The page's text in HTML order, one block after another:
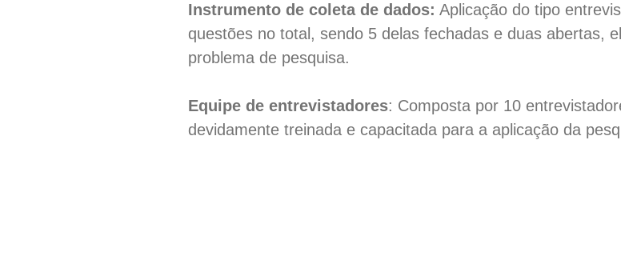
Instrumento de coleta de dados: Aplicação do tipo
questões no total, sendo 5 delas fechadas e duas abertas,
problema de pesquisa.
Equipe de entrevistadores: Composta por 10
devidamente treinada e capacitada para a aplicação da